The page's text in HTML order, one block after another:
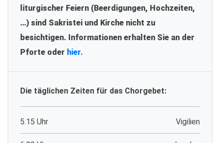
liturgischer Feiern (Beerdigungen, Hochzeiten,
…) sind Sakristei und Kirche nicht zu
besichtigen. Informationen erhalten Sie an der
Pforte oder hier.
Die täglichen Zeiten für das Chorgebet:
5.15 Uhr Vigilien